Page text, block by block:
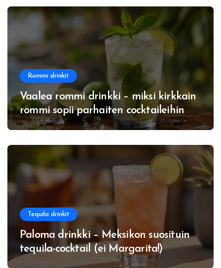
Rommi drinkit
Vaalea rommi drinkki – miksi kirkkain
rommi sopii parhaiten cocktaileihin
Tequila drinkit
Paloma drinkki – Meksikon suosituin
tequila-cocktail (ei Margarita!)